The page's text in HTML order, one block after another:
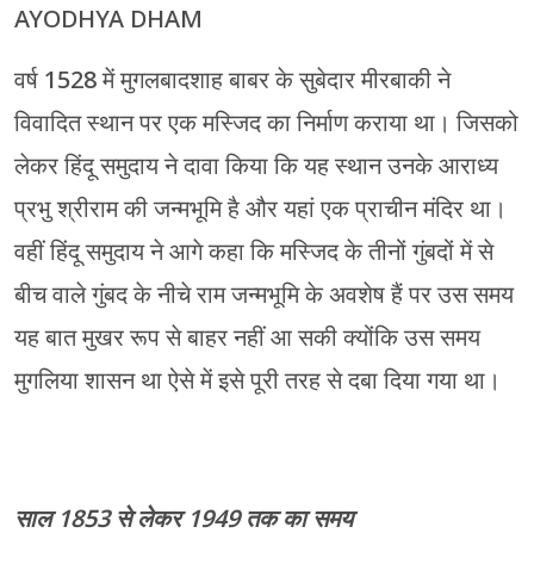
AYODHYA DHAM
वर्ष 1528 में मुगलबादशाह बाबर के सुबेदार मीरबाकी ने
विवादित स्थान पर एक मस्जिद का निर्माण कराया था। जिसको
लेकर हिंदू समुदाय ने दावा किया कि यह स्थान उनके आराध्य
प्रभु श्रीराम की जन्मभूमि है और यहां एक प्राचीन मंदिर था।
वहीं हिंदू समुदाय ने आगे कहा कि मस्जिद के तीनों गुंबदों में से
बीच वाले गुंबद के नीचे राम जन्मभूमि के अवशेष हैं पर उस समय
यह बात मुखर रूप से बाहर नहीं आ सकी क्योंकि उस समय
मुगलिया शासन था ऐसे में इसे पूरी तरह से दबा दिया गया था।
साल 1853 से लेकर 1949 तक का समय